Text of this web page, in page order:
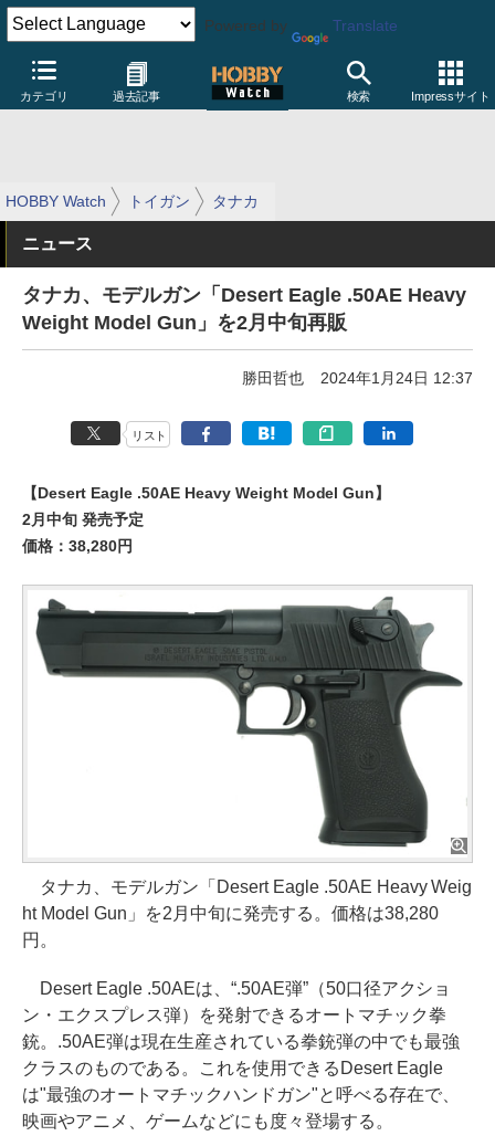
Powered by Translate
カテゴリ 過去記事 検索 Impressサイト
HOBBY Watch トイガン タナカ
ニュース
タナカ、モデルガン「Desert Eagle .50AE Heavy
Weight Model Gun」を2月中旬再販
勝田哲也 2024年1月24日 12:37
リスト
【Desert Eagle .50AE Heavy Weight Model Gun】
2月中旬 発売予定
価格：38,280円
タナカ、モデルガン「Desert Eagle .50AE Heavy Weig
ht Model Gun」を2月中旬に発売する。価格は38,280
円。
Desert Eagle .50AEは、“.50AE弾”（50口径アクショ
ン・エクスプレス弾）を発射できるオートマチック拳
銃。.50AE弾は現在生産されている拳銃弾の中でも最強
クラスのものである。これを使用できるDesert Eagle
は"最強のオートマチックハンドガン"と呼べる存在で、
映画やアニメ、ゲームなどにも度々登場する。